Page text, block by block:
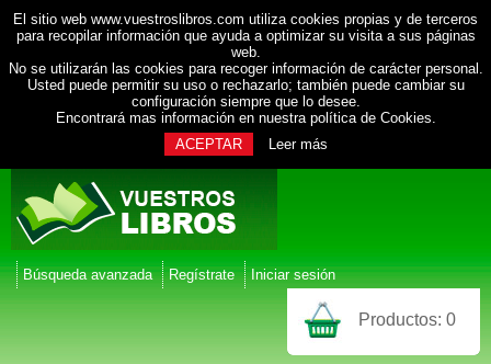
El sitio web www.vuestroslibros.com utiliza cookies propias y de terceros
para recopilar información que ayuda a optimizar su visita a sus páginas
web.
No se utilizarán las cookies para recoger información de carácter personal.
Usted puede permitir su uso o rechazarlo; también puede cambiar su
configuración siempre que lo desee.
Encontrará mas información en nuestra política de Cookies.
ACEPTAR
Leer más
Búsqueda avanzada Regístrate Iniciar sesión
Productos: 0